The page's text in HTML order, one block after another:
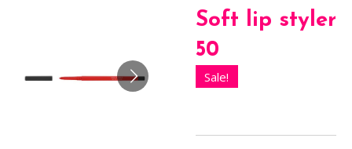
Soft lip styler
50
Sale!